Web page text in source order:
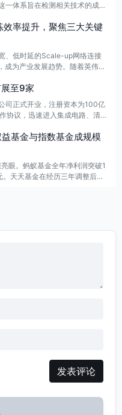
一体系旨在检测相关技术的成熟
率提升，聚焦三大关键
、低时延的Scale-up网络连接
成为产业发展趋势。随着英伟达
分别达到1000亿、130亿和24
得关注，预计到2028年国产
技术方向，龙头企业收入约10
太网交换芯片企业及光互联环节
至9家
司正式开业，注册资本为100亿
协议，迅速进入集成电路、清
本总计达到1485亿元。自2017
科技和新质生产力倾斜，重塑
基金与指数基金成规模
眼。蚂蚁基金全年净利润突破1
天天基金在经历三年调整后，
客户服务能力。权益基金和指
发表评论